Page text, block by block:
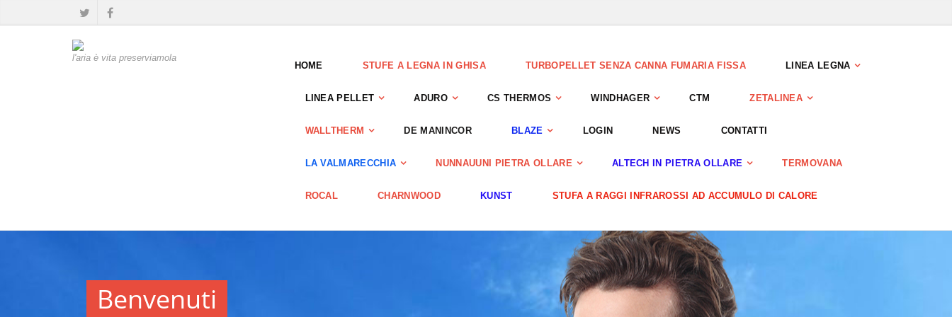
l'aria è vita preserviamola
HOME STUFE A LEGNA IN GHISA TURBOPELLET SENZA CANNA FUMARIA FISSA LINEA LEGNA
LINEA PELLET ADURO CS THERMOS WINDHAGER CTM ZETALINEA
WALLTHERM DE MANINCOR BLAZE LOGIN NEWS CONTATTI
LA VALMARECCHIA NUNNAUUNI PIETRA OLLARE ALTECH IN PIETRA OLLARE TERMOVANA
ROCAL CHARNWOOD KUNST STUFA A RAGGI INFRAROSSI AD ACCUMULO DI CALORE
Benvenuti